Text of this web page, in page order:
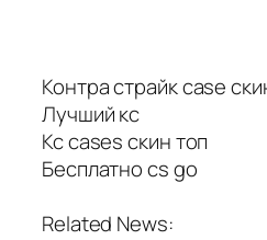
Контра страйк case
Лучший кс
Кс cases скин топ
Бесплатно cs go
Related News: